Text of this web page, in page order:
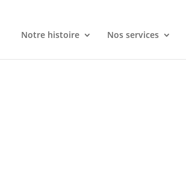
Notre histoire Nos services